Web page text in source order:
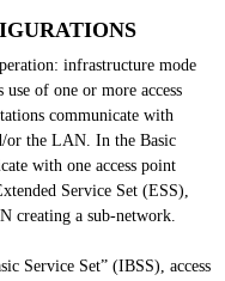
infrastructure mode
of one or more access
communicate with
or the LAN. In the Basic
with one access point
Service Set (ESS),
creating a sub-network.
Service Set” (IBSS), access